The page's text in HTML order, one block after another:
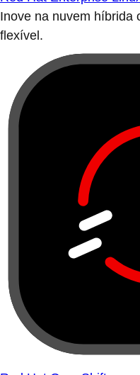
Inove na nuvem híbrida
flexível.